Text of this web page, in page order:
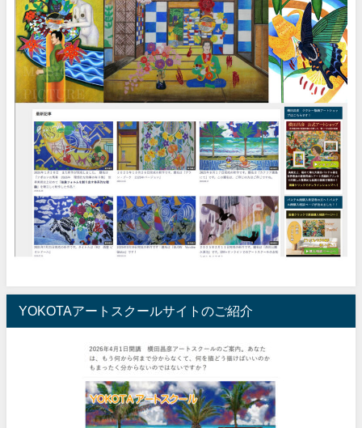
YOKOTAアートスクールサイトのご紹介